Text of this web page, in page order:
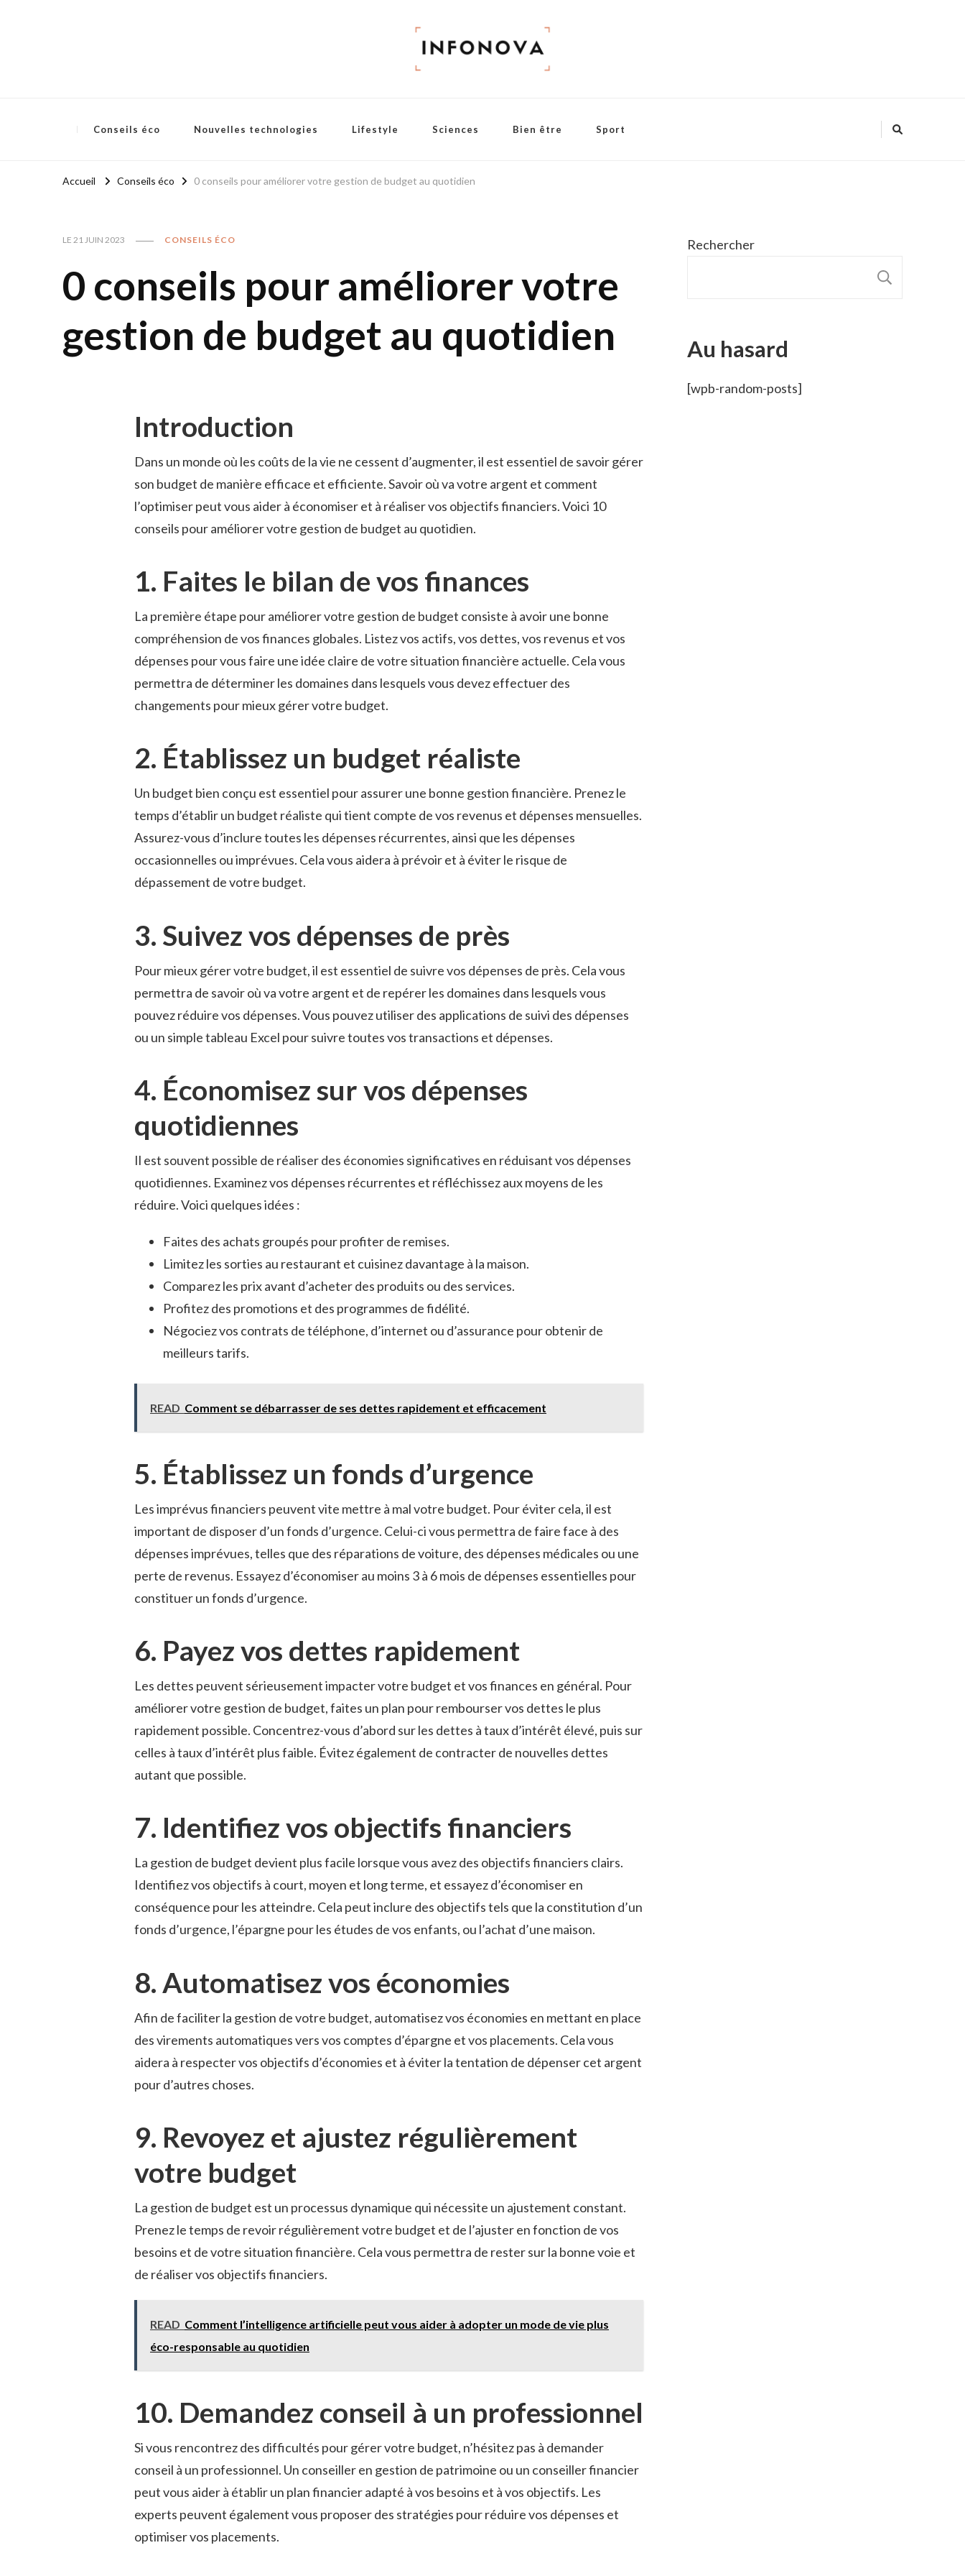
Conseils éco Nouvelles technologies Lifestyle Sciences Bien être Sport
Accueil Conseils éco 0 conseils pour améliorer votre gestion de budget au quotidien
LE 21 JUIN 2023 CONSEILS ÉCO
0 conseils pour améliorer votre
gestion de budget au quotidien
Introduction
Dans un monde où les coûts de la vie ne cessent d’augmenter, il est essentiel de savoir gérer
son budget de manière efficace et efficiente. Savoir où va votre argent et comment
l’optimiser peut vous aider à économiser et à réaliser vos objectifs financiers. Voici 10
conseils pour améliorer votre gestion de budget au quotidien.
1. Faites le bilan de vos finances
La première étape pour améliorer votre gestion de budget consiste à avoir une bonne
compréhension de vos finances globales. Listez vos actifs, vos dettes, vos revenus et vos
dépenses pour vous faire une idée claire de votre situation financière actuelle. Cela vous
permettra de déterminer les domaines dans lesquels vous devez effectuer des
changements pour mieux gérer votre budget.
2. Établissez un budget réaliste
Un budget bien conçu est essentiel pour assurer une bonne gestion financière. Prenez le
temps d’établir un budget réaliste qui tient compte de vos revenus et dépenses mensuelles.
Assurez-vous d’inclure toutes les dépenses récurrentes, ainsi que les dépenses
occasionnelles ou imprévues. Cela vous aidera à prévoir et à éviter le risque de
dépassement de votre budget.
3. Suivez vos dépenses de près
Pour mieux gérer votre budget, il est essentiel de suivre vos dépenses de près. Cela vous
permettra de savoir où va votre argent et de repérer les domaines dans lesquels vous
pouvez réduire vos dépenses. Vous pouvez utiliser des applications de suivi des dépenses
ou un simple tableau Excel pour suivre toutes vos transactions et dépenses.
4. Économisez sur vos dépenses
quotidiennes
Il est souvent possible de réaliser des économies significatives en réduisant vos dépenses
quotidiennes. Examinez vos dépenses récurrentes et réfléchissez aux moyens de les
réduire. Voici quelques idées :
Faites des achats groupés pour profiter de remises.
Limitez les sorties au restaurant et cuisinez davantage à la maison.
Comparez les prix avant d’acheter des produits ou des services.
Profitez des promotions et des programmes de fidélité.
Négociez vos contrats de téléphone, d’internet ou d’assurance pour obtenir de
meilleurs tarifs.
READ Comment se débarrasser de ses dettes rapidement et efficacement
5. Établissez un fonds d’urgence
Les imprévus financiers peuvent vite mettre à mal votre budget. Pour éviter cela, il est
important de disposer d’un fonds d’urgence. Celui-ci vous permettra de faire face à des
dépenses imprévues, telles que des réparations de voiture, des dépenses médicales ou une
perte de revenus. Essayez d’économiser au moins 3 à 6 mois de dépenses essentielles pour
constituer un fonds d’urgence.
6. Payez vos dettes rapidement
Les dettes peuvent sérieusement impacter votre budget et vos finances en général. Pour
améliorer votre gestion de budget, faites un plan pour rembourser vos dettes le plus
rapidement possible. Concentrez-vous d’abord sur les dettes à taux d’intérêt élevé, puis sur
celles à taux d’intérêt plus faible. Évitez également de contracter de nouvelles dettes
autant que possible.
7. Identifiez vos objectifs financiers
La gestion de budget devient plus facile lorsque vous avez des objectifs financiers clairs.
Identifiez vos objectifs à court, moyen et long terme, et essayez d’économiser en
conséquence pour les atteindre. Cela peut inclure des objectifs tels que la constitution d’un
fonds d’urgence, l’épargne pour les études de vos enfants, ou l’achat d’une maison.
8. Automatisez vos économies
Afin de faciliter la gestion de votre budget, automatisez vos économies en mettant en place
des virements automatiques vers vos comptes d’épargne et vos placements. Cela vous
aidera à respecter vos objectifs d’économies et à éviter la tentation de dépenser cet argent
pour d’autres choses.
9. Revoyez et ajustez régulièrement
votre budget
La gestion de budget est un processus dynamique qui nécessite un ajustement constant.
Prenez le temps de revoir régulièrement votre budget et de l’ajuster en fonction de vos
besoins et de votre situation financière. Cela vous permettra de rester sur la bonne voie et
de réaliser vos objectifs financiers.
READ Comment l’intelligence artificielle peut vous aider à adopter un mode de vie plus
éco-responsable au quotidien
10. Demandez conseil à un professionnel
Si vous rencontrez des difficultés pour gérer votre budget, n’hésitez pas à demander
conseil à un professionnel. Un conseiller en gestion de patrimoine ou un conseiller financier
peut vous aider à établir un plan financier adapté à vos besoins et à vos objectifs. Les
experts peuvent également vous proposer des stratégies pour réduire vos dépenses et
optimiser vos placements.
Rechercher
Au hasard
[wpb-random-posts]